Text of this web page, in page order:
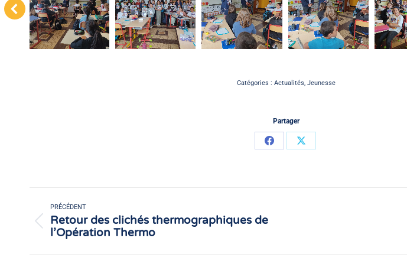
Catégories : Actualités, Jeunesse
Partager
PartagerPartager
article
PRÉCÉDENT
Article
précédent
Retour des clichés thermographiques de
l’Opération Thermo